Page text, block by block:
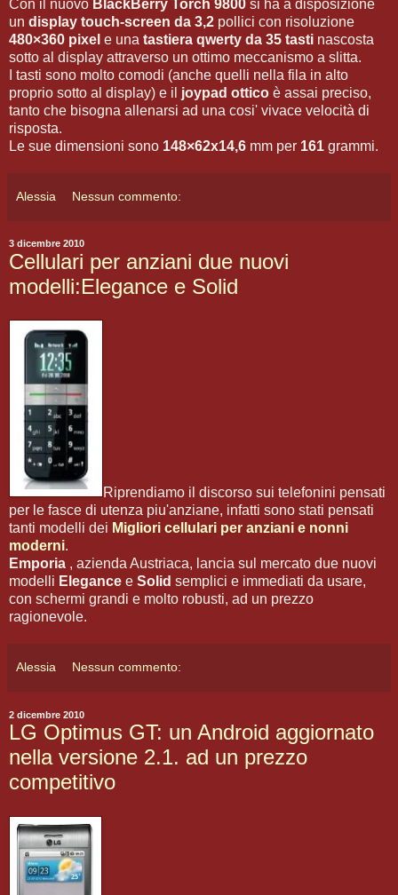
Con il nuovo BlackBerry Torch 9800 si ha a disposizione
un display touch-screen da 3,2 pollici con risoluzione
480×360 pixel e una tastiera qwerty da 35 tasti nascosta
sotto al display attraverso un ottimo meccanismo a slitta.
I tasti sono molto comodi (anche quelli nella fila in alto
proprio sotto al display) e il joypad ottico è assai preciso,
tanto che bisogna allenarsi ad una cosi' vivace velocità di
risposta.
Le sue dimensioni sono 148×62x14,6 mm per 161 grammi.
Alessia Nessun commento:
3 dicembre 2010
Cellulari per anziani due nuovi
modelli:Elegance e Solid
Riprendiamo il discorso sui telefonini pensati
per le fasce di utenza piu'anziane, infatti sono stati pensati
tanti modelli dei Migliori cellulari per anziani e nonni
moderni.
Emporia , azienda Austriaca, lancia sul mercato due nuovi
modelli Elegance e Solid semplici e immediati da usare,
con schermi grandi e molto robusti, ad un prezzo
ragionevole.
Alessia Nessun commento:
2 dicembre 2010
LG Optimus GT: un Android aggiornato
nella versione 2.1. ad un prezzo
competitivo